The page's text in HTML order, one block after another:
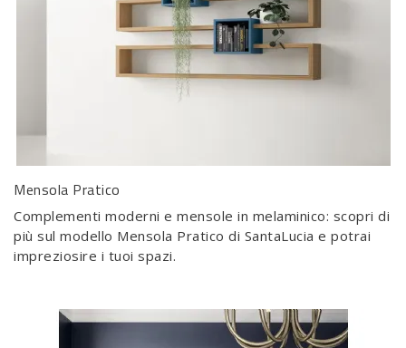
Mensola Pratico
Complementi moderni e mensole in melaminico: scopri di
più sul modello Mensola Pratico di SantaLucia e potrai
impreziosire i tuoi spazi.